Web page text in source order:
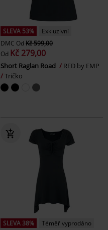
SLEVA 53%
Exkluzivní
DMC Od Kč 599,00
Od Kč 279,00
Short Raglan Road
RED by EMP
Tričko
SLEVA 38%
Téměř vyprodáno